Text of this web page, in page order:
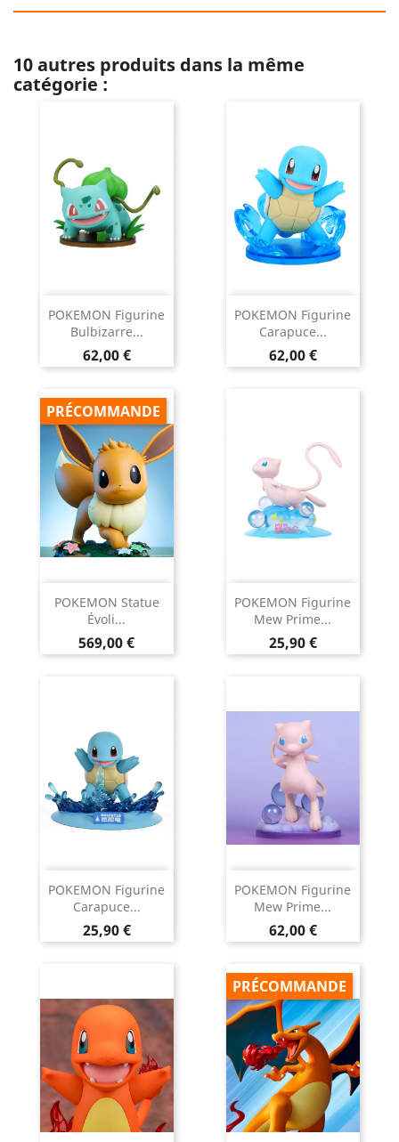
10 autres produits dans la même
catégorie :
POKEMON Figurine
Bulbizarre...
Prix
62,00 €
POKEMON Figurine
Carapuce...
Prix
62,00 €
POKEMON Statue
Évoli...
Prix
569,00 €
PRÉCOMMANDE
POKEMON Figurine
Mew Prime...
Prix
25,90 €
POKEMON Figurine
Carapuce...
Prix
25,90 €
POKEMON Figurine
Mew Prime...
Prix
62,00 €
PRÉCOMMANDE